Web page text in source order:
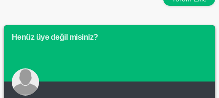
Henüz üye değil misiniz?